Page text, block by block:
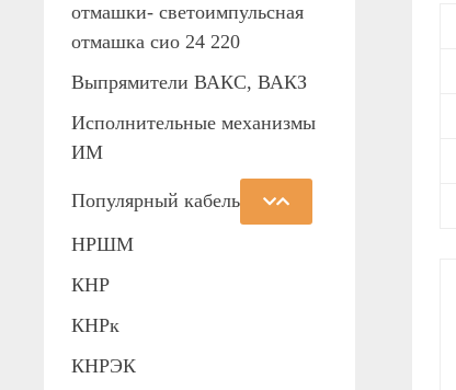
отмашки- светоимпульсная
отмашка сио 24 220
Выпрямители ВАКС, ВАКЗ
Исполнительные механизмы
ИМ
Популярный кабель
НРШМ
КНР
КНРк
КНРЭК